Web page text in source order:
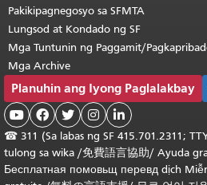
Pakikipagnegosyo sa SFMTA
Lungsod at Kondado ng SF
Mga Tuntunin ng Paggamit/
Mga Archive
Planuhin ang Iyong Paglalakbay
    
☎ 311 (Sa labas ng SF 415.701.2311;
tulong sa wika /免費語言協助/ Ayuda
Бесплатная помовьщ перевд dịch